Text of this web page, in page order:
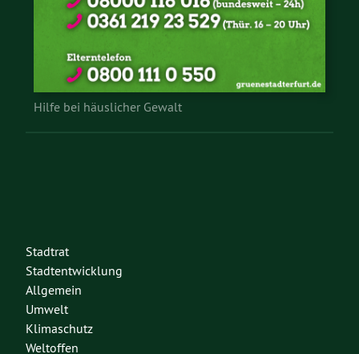
Hilfe bei häuslicher Gewalt
Stadtrat
Stadtentwicklung
Allgemein
Umwelt
Klimaschutz
Weltoffen